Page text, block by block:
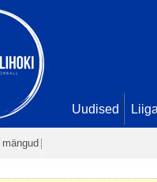
Uudised
mängud